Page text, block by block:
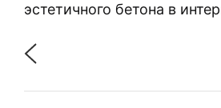
эстетичного бетона в